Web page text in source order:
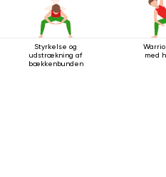
Styrkelse og
udstrækning af
bækkenbunden
med